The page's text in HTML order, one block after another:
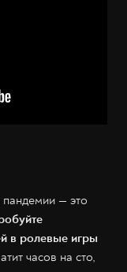
— это
в ролевые игры
часов на сто,